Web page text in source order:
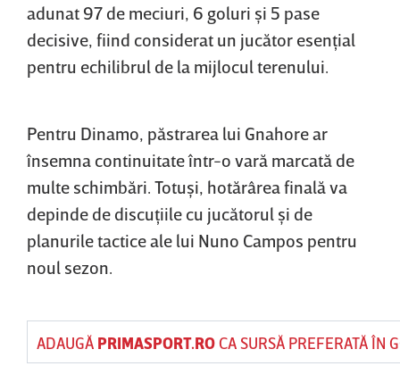
adunat 97 de meciuri, 6 goluri şi 5 pase
decisive, fiind considerat un jucător esenţial
pentru echilibrul de la mijlocul terenului.
Pentru Dinamo, păstrarea lui Gnahore ar
însemna continuitate într-o vară marcată de
multe schimbări. Totuşi, hotărârea finală va
depinde de discuţiile cu jucătorul şi de
planurile tactice ale lui Nuno Campos pentru
noul sezon.
ADAUGĂ PRIMASPORT.ROCA SURSĂ PREFERATĂ ÎN